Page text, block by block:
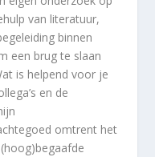
van literatuur,
binnen
een brug te slaan
is helpend voor je
en de
omtrent het